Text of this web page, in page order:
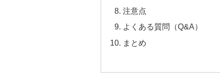
注意点
よくある質問（Q&A）
まとめ